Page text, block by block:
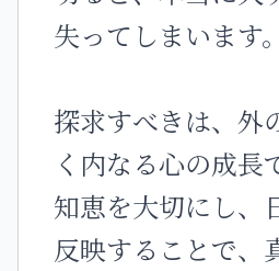
失ってしまいます。
探求すべきは、外
く内なる心の成長
知恵を大切にし、
反映することで、